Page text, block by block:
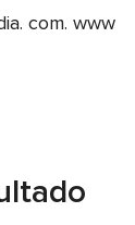
com. www